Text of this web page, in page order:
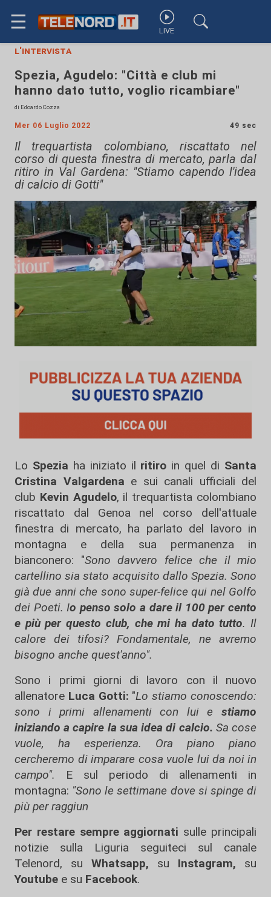
☰ LIVE
l'intervista
Spezia, Agudelo: "Città e club mi
hanno dato tutto, voglio ricambiare"
di Edoardo Cozza
Mer 06 Luglio 2022 49 sec
Il trequartista colombiano, riscattato nel
corso di questa finestra di mercato, parla dal
ritiro in Val Gardena: "Stiamo capendo l'idea
di calcio di Gotti"
Lo Spezia ha iniziato il ritiro in quel di Santa
Cristina Valgardena e sui canali ufficiali del
club Kevin Agudelo, il trequartista colombiano
riscattato dal Genoa nel corso dell'attuale
finestra di mercato, ha parlato del lavoro in
montagna e della sua permanenza in
bianconero: "Sono davvero felice che il mio
cartellino sia stato acquisito dallo Spezia. Sono
già due anni che sono super-felice qui nel Golfo
dei Poeti. Io penso solo a dare il 100 per cento
e più per questo club, che mi ha dato tutto. Il
calore dei tifosi? Fondamentale, ne avremo
bisogno anche quest'anno".
Sono i primi giorni di lavoro con il nuovo
allenatore Luca Gotti: "Lo stiamo conoscendo:
sono i primi allenamenti con lui e stiamo
iniziando a capire la sua idea di calcio. Sa cose
vuole, ha esperienza. Ora piano piano
cercheremo di imparare cosa vuole lui da noi in
campo". E sul periodo di allenamenti in
montagna: "Sono le settimane dove si spinge di
più per raggiun
Per restare sempre aggiornati sulle principali
notizie sulla Liguria seguiteci sul canale
Telenord, su
Whatsapp, su Instagram, su
Youtube e su Facebook.